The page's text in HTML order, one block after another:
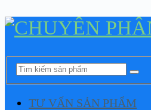
TƯ VẤN SẢN PHẨM